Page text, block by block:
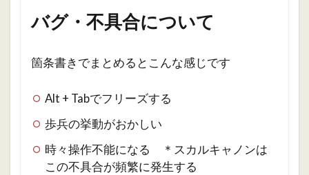
バグ・不具合について
箇条書きでまとめるとこんな感じです
Alt + Tabでフリーズする
歩兵の挙動がおかしい
時々操作不能になる ＊スカルキャノンは
この不具合が頻繁に発生する